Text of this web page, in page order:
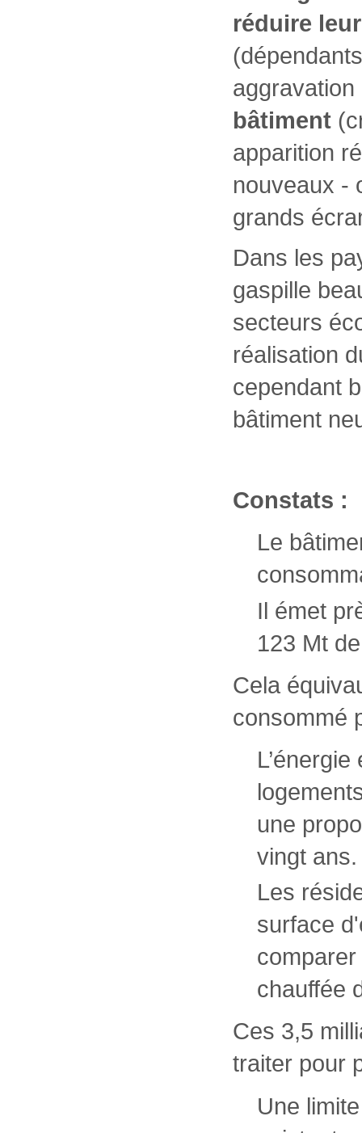
réduire
bâtiment
apparition
nouveaux -
grands
Dans les
gaspille
secteurs
réalisation
cependant
bâtiment
Constats :
Le
Il émet
123 Mt
Cela
consommé
une
vingt ans.
Les
surface
chauffée
Ces 3,5
traiter pour
Une